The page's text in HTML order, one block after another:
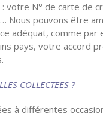
votre N° de carte de
Nous pouvons être
adéquat, comme par
pays, votre accord
COLLECTEES ?
à différentes